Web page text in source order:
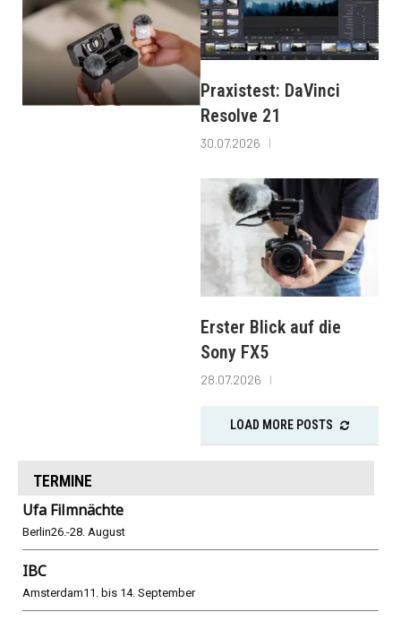
Praxistest: DaVinci
Resolve 21
30.07.2026
Erster Blick auf die
Sony FX5
28.07.2026
LOAD MORE POSTS
TERMINE
Ufa Filmnächte
Berlin26.-28. August
IBC
Amsterdam11. bis 14. September